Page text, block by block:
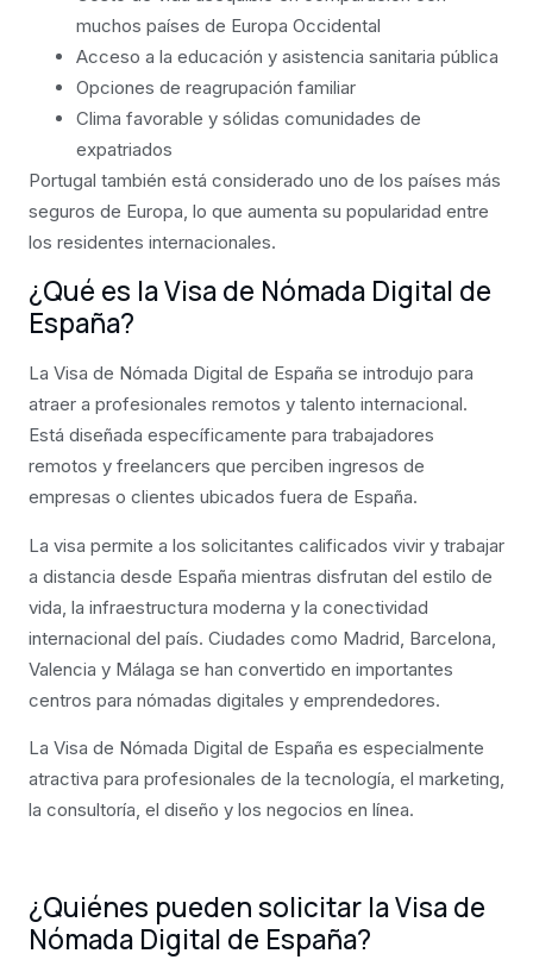
muchos países de Europa Occidental
Acceso a la educación y asistencia sanitaria pública
Opciones de reagrupación familiar
Clima favorable y sólidas comunidades de
expatriados
Portugal también está considerado uno de los países más
seguros de Europa, lo que aumenta su popularidad entre
los residentes internacionales.
¿Qué es la Visa de Nómada Digital de
España?
La Visa de Nómada Digital de España se introdujo para
atraer a profesionales remotos y talento internacional.
Está diseñada específicamente para trabajadores
remotos y freelancers que perciben ingresos de
empresas o clientes ubicados fuera de España.
La visa permite a los solicitantes calificados vivir y trabajar
a distancia desde España mientras disfrutan del estilo de
vida, la infraestructura moderna y la conectividad
internacional del país. Ciudades como Madrid, Barcelona,
Valencia y Málaga se han convertido en importantes
centros para nómadas digitales y emprendedores.
La Visa de Nómada Digital de España es especialmente
atractiva para profesionales de la tecnología, el marketing,
la consultoría, el diseño y los negocios en línea.
¿Quiénes pueden solicitar la Visa de
Nómada Digital de España?